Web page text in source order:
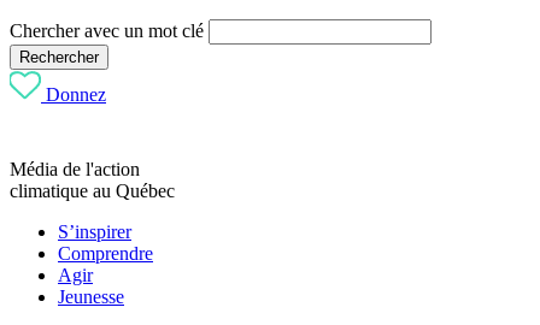
Chercher avec un mot clé
Rechercher
Donnez
Média de l'action
climatique au Québec
S’inspirer
Comprendre
Agir
Jeunesse